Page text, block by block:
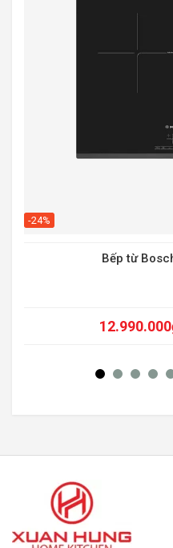
-24%
Bếp từ
12.990.000